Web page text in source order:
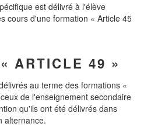
est délivré à l'élève
cours d'une formation « Article 45
ARTICLE 49 »
au terme des formations «
de l'enseignement secondaire
qu'ils ont été délivrés dans
alternance.